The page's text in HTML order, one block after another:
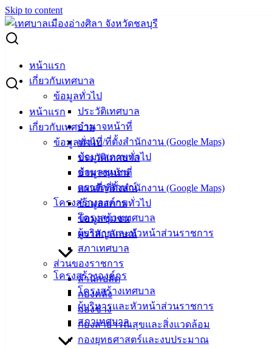
Skip to content
หน้าแรก
เกี่ยวกับเทศบาล
ข้อมูลทั่วไป
ประวัติเทศบาล
อำนาจหน้าที่
แผนที่/ที่ตั้งสำนักงาน (Google Maps)
ข้อมูลสภาพทั่วไป
ข้อมูลชุมชน
ตราสัญลักษณ์
โครงสร้างองค์กร
โครงสร้างเทศบาล
ผู้บริหารและหัวหน้าส่วนราชการ
สภาเทศบาล
ส่วนของราชการ
สำนักปลัด
กองคลัง
กองช่าง
กองสาธารณสุขและสิ่งแวดล้อม
กองยุทธศาสตร์และงบประมาณ
หน้าแรก
เกี่ยวกับเทศบาล
ข้อมูลทั่วไป
ประวัติเทศบาล
อำนาจหน้าที่
แผนที่/ที่ตั้งสำนักงาน (Google Maps)
ข้อมูลสภาพทั่วไป
ข้อมูลชุมชน
ตราสัญลักษณ์
โครงสร้างองค์กร
โครงสร้างเทศบาล
ผู้บริหารและหัวหน้าส่วนราชการ
สภาเทศบาล
Search for:
ประกาศเทศบาลเมืองอ่างศิลา เรื่อง ประกาศผู้ชนะการเสนอ
ราคา ซื้อวัสดุคอมพิวเตอร์ จำนวน ๒ รายการ โดยวิธีเฉพาะ
เจาะจง
ประกาศเทศบาลเมืองอ่างศิลา เรื่อง
ประกาศผู้ชนะการเสนอราคา ซื้อวัสดุ
คอมพิวเตอร์ จำนวน ๒ รายการ โดยวิธี
เฉพาะเจาะจง
กุมภาพันธ์ 22, 2022เมษายน 19, 2022 vichakarn
ประกาศผู้ชนะ
BRN3C2AF47058F9_20220222_083833_014481